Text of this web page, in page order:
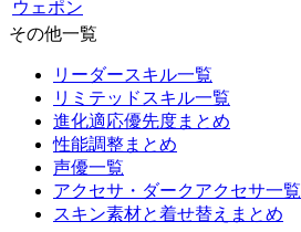
ウェポン
その他一覧
リーダースキル一覧
リミテッドスキル一覧
進化適応優先度まとめ
性能調整まとめ
声優一覧
アクセサ・ダークアクセサ一覧
スキン素材と着せ替えまとめ